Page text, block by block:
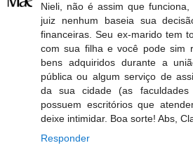
Nieli, não é assim que
juiz nenhum baseia sua
financeiras. Seu ex-marido tem
com sua filha e você pode sim
bens adquiridos durante a
pública ou algum serviço de
da sua cidade (as faculdades
possuem escritórios que
deixe intimidar. Boa sorte! Abs,
Responder